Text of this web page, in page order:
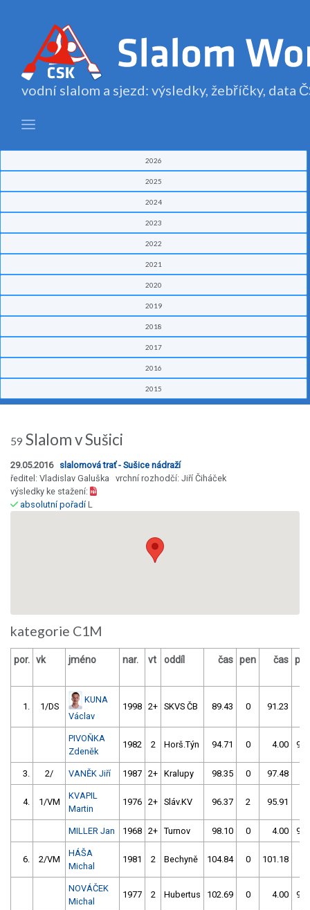
vodní slalom a sjezd: výsledky, žebříčky, data
2026
2025
2024
2023
2022
2021
2020
2019
2018
2017
2016
2015
59 Slalom v Sušici
29.05.2016 slalomová trať - Sušice nádraží
ředitel: Vladislav Galuška vrchní rozhodčí: Jiří Čiháček
výsledky ke stažení:
absolutní pořadíL
kategorie C1M
por. vk jméno nar. vt oddíl čas pen čas
1. 1/DS
KUNA
Václav
1998 2+ SKVS ČB 89.43 0 91.23
PIVOŇKA
Zdeněk
1982 2 Horš.Týn 94.71 0 4.00 999
3. 2/ VANĚK Jiří 1987 2+ Kralupy 98.35 0 97.48
4. 1/VM
KVAPIL
Martin
1976 2+ Sláv.KV 96.37 2 95.91
MILLER Jan 1968 2+ Turnov 98.10 0 4.00 999
6. 2/VM
HÁŠA
Michal
1981 2 Bechyně 104.84 0 101.18
NOVÁČEK
Michal
1977 2 Hubertus 102.69 0 4.00 999